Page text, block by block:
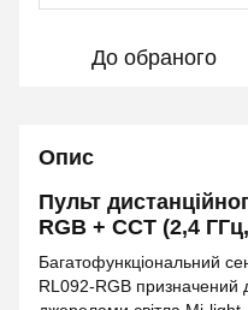
До обраного
Опис
Пульт
RGB + CCT (2,4
Багатофункціональний
RL092-RGB призначений